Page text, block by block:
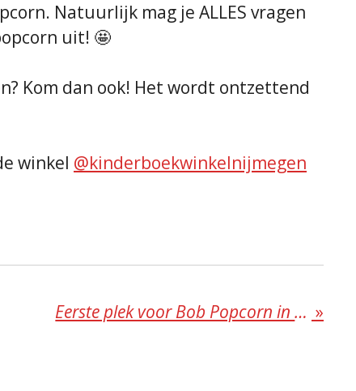
Natuurlijk mag je ALLES vragen
uit! 🤩
Kom dan ook! Het wordt ontzettend
winkel @kinderboekwinkelnijmegen
Eerste plek voor Bob Popcorn in de boekenbingo »